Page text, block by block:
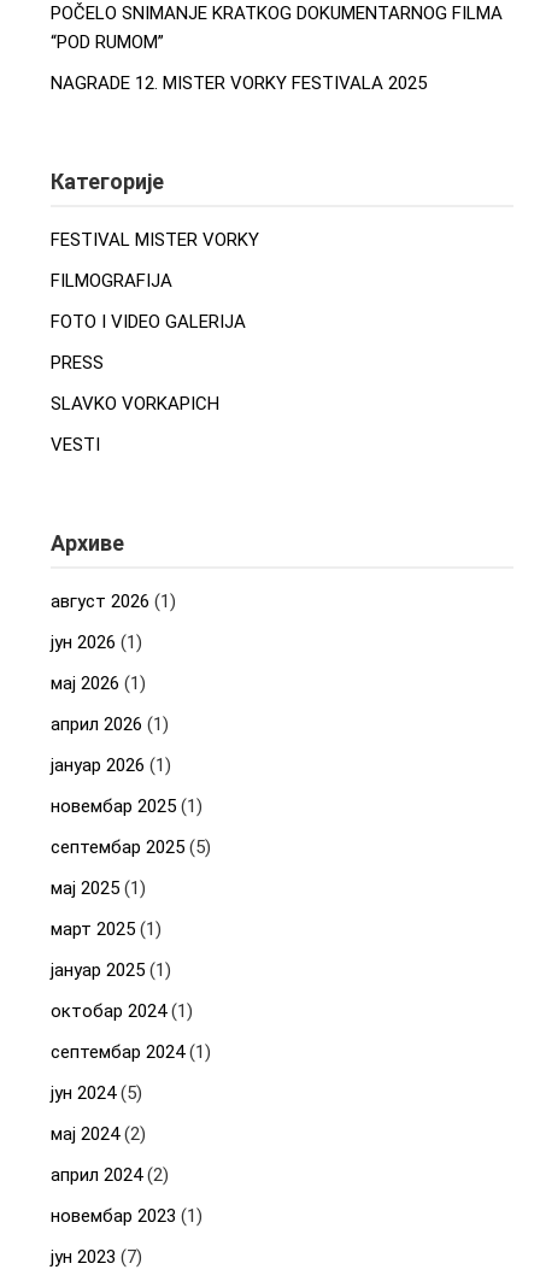
POČELO SNIMANJE KRATKOG DOKUMENTARNOG FILMA
“POD RUMOM”
NAGRADE 12. MISTER VORKY FESTIVALA 2025
Категорије
FESTIVAL MISTER VORKY
FILMOGRAFIJA
FOTO I VIDEO GALERIJA
PRESS
SLAVKO VORKAPICH
VESTI
Архиве
август 2026 (1)
јун 2026 (1)
мај 2026 (1)
април 2026 (1)
јануар 2026 (1)
новембар 2025 (1)
септембар 2025 (5)
мај 2025 (1)
март 2025 (1)
јануар 2025 (1)
октобар 2024(1)
септембар 2024(1)
јун 2024(5)
мај 2024(2)
април 2024(2)
новембар 2023 (1)
јун 2023 (7)